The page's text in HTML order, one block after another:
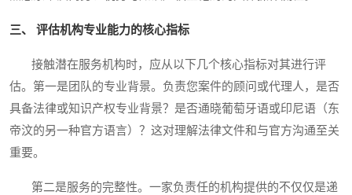
三、 评估机构专业能力的核心指标
接触潜在服务机构时，应从以下几个核心指标对其进行评
估。第一是团队的专业背景。负责您案件的顾问或代理人，是否
具备法律或知识产权专业背景？是否通晓葡萄牙语或印尼语（东
帝汶的另一种官方语言）？这对理解法律文件和与官方沟通至关
重要。
第二是服务的完整性。一家负责任的机构提供的不仅仅是递